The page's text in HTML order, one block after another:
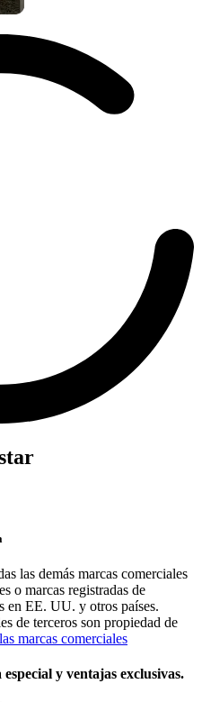
las demás marcas comerciales
o marcas registradas de
en EE. UU. y otros países.
de terceros son propiedad de
marcas comerciales
y ventajas exclusivas.